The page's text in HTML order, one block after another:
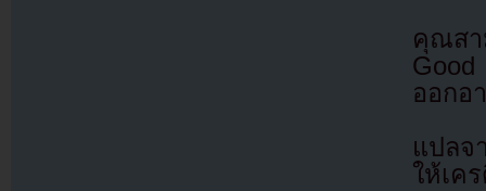
คุณสา
ออกอ
แปลจ
ให้เค